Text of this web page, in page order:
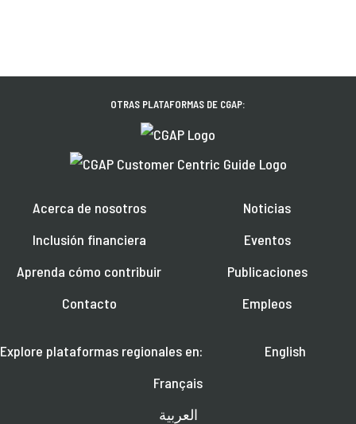
OTRAS PLATAFORMAS DE CGAP:
Acerca de nosotros
Inclusión financiera
Aprenda cómo contribuir
Contacto
Noticias
Eventos
Publicaciones
Empleos
Explore plataformas regionales en:
English
Français
العربية